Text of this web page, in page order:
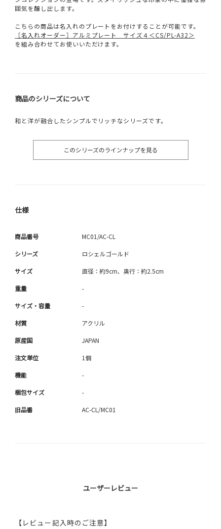
囲気を醸し出します。
こちらの商品は名入れのプレートをお付けすることが可能です。
［名入れオーダー］アルミプレート サイズ４＜CS/PL-A32＞
を組み合わせてお使いいただけます。
商品のシリーズについて
和と洋が融合したシンプルでリッチなシリーズです。
このシリーズのラインナップを見る
仕様
商品番号 MC01/AC-CL
シリーズ ロシェルゴールド
サイズ 直径：約9cm、奥行：約2.5cm
重量 -
サイズ・容量 -
材質 アクリル
原産国 JAPAN
注文単位 1個
機能 -
梱包サイズ -
旧品番 AC-CL/MC01
ユーザーレビュー
【レビュー記入時のご注意】